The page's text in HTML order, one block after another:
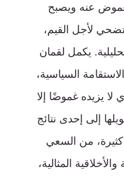
عنه ويصبح
لأجل القيم،
يكمل لقمان
السياسية،
يزيده غموضًا إلا
إلى إحدى نتائج
من السعي
المثالية،